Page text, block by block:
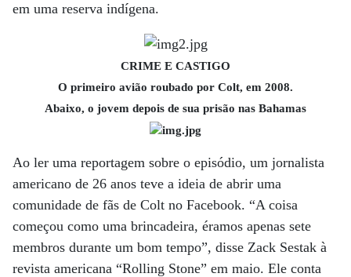
em uma reserva indígena.
CRIME E CASTIGO
O primeiro avião roubado por Colt, em 2008.
Abaixo, o jovem depois de sua prisão nas Bahamas
Ao ler uma reportagem sobre o episódio, um jornalista
americano de 26 anos teve a ideia de abrir uma
comunidade de fãs de Colt no Facebook. “A coisa
começou como uma brincadeira, éramos apenas sete
membros durante um bom tempo”, disse Zack Sestak à
revista americana “Rolling Stone” em maio. Ele conta